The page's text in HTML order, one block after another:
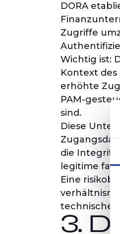
DORA
Zugriffe
Wichtig ist:
Kontext
erhöhte
PAM-
sind.
Diese
die
legitime
Eine
technischer
3.